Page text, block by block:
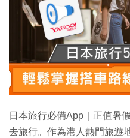
日本旅行必備App｜正值暑
去旅行。作為港人熱門旅遊